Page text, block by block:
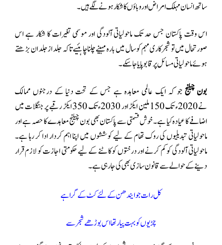
ساتھ انسان مہلک امراض اور وباؤں کا شکار ہونے لگے ہیں۔
اس وقت پاکستان جس حد تک ماحولیاتی آلودگی اور موسمی تغیرات کا شکار ہے اس
صورتحال میں تو شجرکاری مہم کو سال میں بارہ مہینےچلنا چاہئیے تاکہ جلد از جلد ان بڑھتے
ہوئے ماحولیاتی مسائل پر قابو پایا جا سکے۔
بون چیلنججو کہ ایک عالمی معاہدہ ہے جس کے تحت دنیا کے درجنوں ممالک
نے 2020ء تک 150ملین ایکڑ اور 2030ء تک 350 ایکڑ رقبے پر جنگلات میں
اضافے کا عیادہ کیا ہے۔ خوش قسمتی سے پاکستان بھی بون چیلنج معاہدے کا حصہ ہے اور
ماحولیاتی تبدیلیوں کی روک تھام کے لیے کوششوں میں اپنا اہم کردار ادا کر رہا ہے۔
ماحولیاتی آلودگی کو کم کرنے اور درختوں کو کاٹنے کے لیے حکومتی اجازت کو لازم قرار
دینے کے حوالے سے قانون سازی بھی کی جا رہی ہے۔
کل رات جو ایندھن کے لئے کٹ کے گرا ہے
چڑیوں کو بہت پیار تھا اس بوڑھے شجر سے